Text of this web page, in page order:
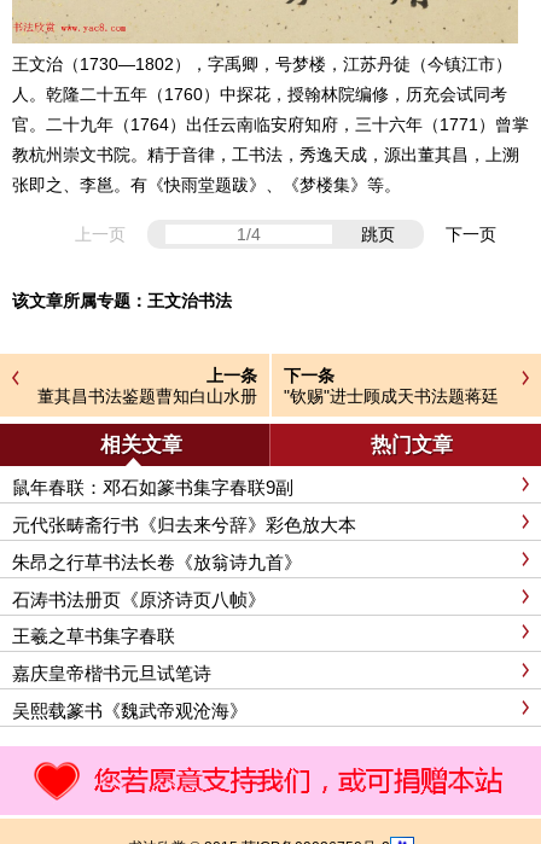
王文治（1730—1802），字禹卿，号梦楼，江苏丹徒（今镇江市）
人。乾隆二十五年（1760）中探花，授翰林院编修，历充会试同考
官。二十九年（1764）出任云南临安府知府，三十六年（1771）曾掌
教杭州崇文书院。精于音律，工书法，秀逸天成，源出董其昌，上溯
张即之、李邕。有《快雨堂题跋》、《梦楼集》等。
上一页 跳页 下一页
该文章所属专题： 王文治书法
上一条
董其昌书法鉴题曹知白山水册
下一条
"钦赐"进士顾成天书法题蒋廷
锡花卉图册
相关文章 热门文章
鼠年春联：邓石如篆书集字春联9副
元代张畴斋行书《归去来兮辞》彩色放大本
朱昂之行草书法长卷《放翁诗九首》
石涛书法册页《原济诗页八帧》
王羲之草书集字春联
嘉庆皇帝楷书元旦试笔诗
吴熙载篆书《魏武帝观沧海》